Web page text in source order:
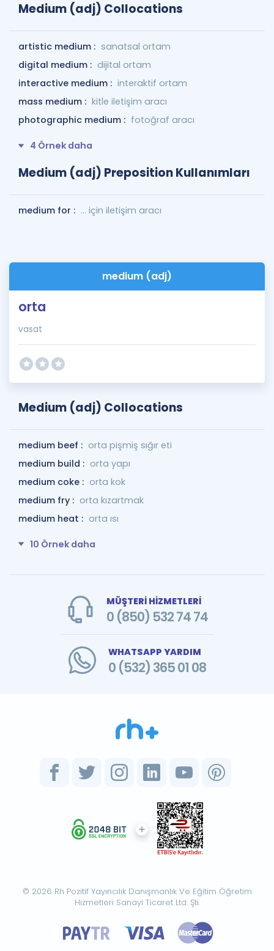
Medium (adj) Collocations
artistic medium : sanatsal ortam
digital medium : dijital ortam
interactive medium : interaktif ortam
mass medium : kitle iletişim aracı
photographic medium : fotoğraf aracı
4 Örnek daha
Medium (adj) Preposition Kullanımları
medium for : ... için iletişim aracı
medium (adj)
orta
vasat
Medium (adj) Collocations
medium beef : orta pişmiş sığır eti
medium build : orta yapı
medium coke : orta kok
medium fry : orta kızartmak
medium heat : orta ısı
10 Örnek daha
MÜŞTERİ HİZMETLERİ
0 (850) 532 74 74
WHATSAPP YARDIM
0 (532) 365 01 08
© 2026 Rh Pozitif Yayıncılık Danışmanlık Ve Eğitim Öğretim
Hizmetleri Sanayi Ticaret Ltd. Şti.